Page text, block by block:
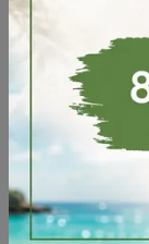
costante
abitative
Il cliente al
casa con noi